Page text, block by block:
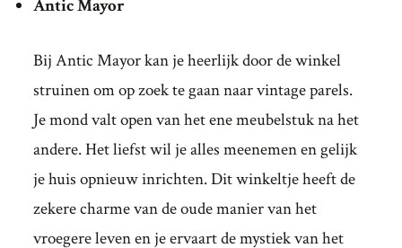
Antic Mayor
Bij Antic Mayor kan je heerlijk door de winkel
struinen om op zoek te gaan naar vintage parels.
Je mond valt open van het ene meubelstuk na het
andere. Het liefst wil je alles meenemen en gelijk
je huis opnieuw inrichten. Dit winkeltje heeft de
zekere charme van de oude manier van het
vroegere leven en je ervaart de mystiek van het